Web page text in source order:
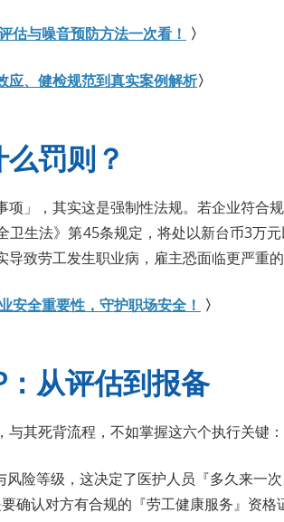
估与噪音预防方法一次看！ 〉
应、健检规范到真实案例解析〉
罚则？
」，其实这是强制性法规。若企业符合
卫生法》第45条规定，将处以新台币3万
致劳工发生职业病，雇主恐面临更严重的
安全重要性，守护职场安全！ 〉
从评估到报备
其死背流程，不如掌握这六个执行关键：
险等级，这决定了医护人员『多久来一次
确认对方有合规的『劳工健康服务』资格